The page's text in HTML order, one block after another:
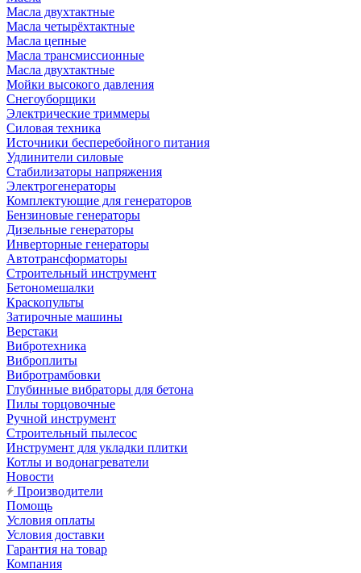
Масла двухтактные
Масла четырёхтактные
Масла цепные
Масла трансмиссионные
Масла двухтактные
Мойки высокого давления
Снегоуборщики
Электрические триммеры
Силовая техника
Источники бесперебойного питания
Удлинители силовые
Стабилизаторы напряжения
Электрогенераторы
Комплектующие для генераторов
Бензиновые генераторы
Дизельные генераторы
Инверторные генераторы
Автотрансформаторы
Строительный инструмент
Бетономешалки
Краскопульты
Затирочные машины
Верстаки
Вибротехника
Виброплиты
Вибротрамбовки
Глубинные вибраторы для бетона
Пилы торцовочные
Ручной инструмент
Строительный пылесос
Инструмент для укладки плитки
Котлы и водонагреватели
Новости
Производители
Помощь
Условия оплаты
Условия доставки
Гарантия на товар
Компания